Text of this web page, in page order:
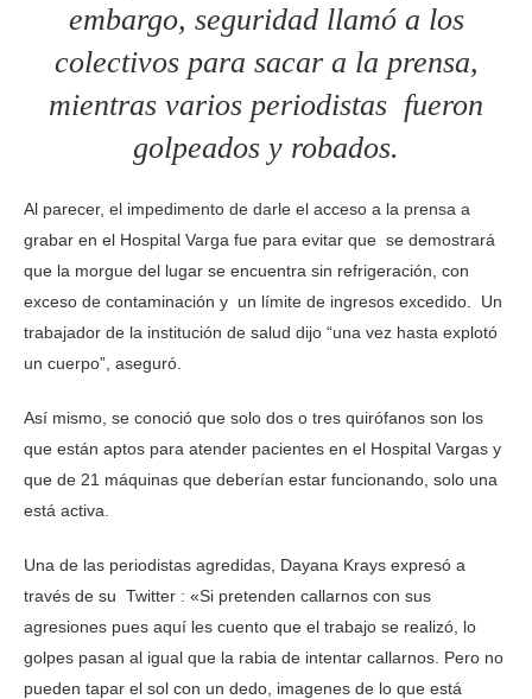
embargo, seguridad llamó a los
colectivos para sacar a la prensa,
mientras varios periodistas fueron
golpeados y robados.
Al parecer, el impedimento de darle el acceso a la prensa a
grabar en el Hospital Varga fue para evitar que se demostrará
que la morgue del lugar se encuentra sin refrigeración, con
exceso de contaminación y un límite de ingresos excedido. Un
trabajador de la institución de salud dijo “una vez hasta explotó
un cuerpo”, aseguró.
Así mismo, se conoció que solo dos o tres quirófanos son los
que están aptos para atender pacientes en el Hospital Vargas y
que de 21 máquinas que deberían estar funcionando, solo una
está activa.
Una de las periodistas agredidas, Dayana Krays expresó a
través de su Twitter : «Si pretenden callarnos con sus
agresiones pues aquí les cuento que el trabajo se realizó, lo
golpes pasan al igual que la rabia de intentar callarnos. Pero no
pueden tapar el sol con un dedo, imagenes de lo que está